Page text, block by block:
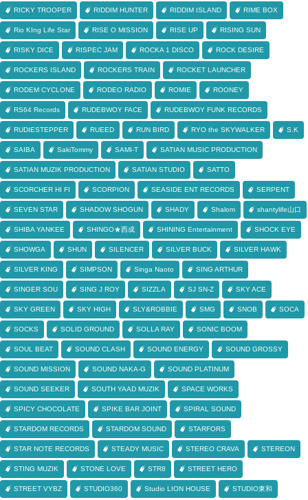
RICKY TROOPER RIDDIM HUNTER RIDDIM ISLAND RIME BOX
Rio KIng Life Star RISE O MISSION RISE UP RISING SUN
RISKY DICE RISPEC JAM ROCKA 1 DISCO ROCK DESIRE
ROCKERS ISLAND ROCKERS TRAIN ROCKET LAUNCHER
RODEM CYCLONE RODEO RADIO ROMIE ROONEY
RS64 Records RUDEBWOY FACE RUDEBWOY FUNK RECORDS
RUDIESTEPPER RUEED RUN BIRD RYO the SKYWALKER S.K
SAIBA SakiTommy SAMI-T SATIAN MUSIC PRODUCTION
SATIAN MUZIK PRODUCTION SATIAN STUDIO SATTO
SCORCHER HI FI SCORPION SEASIDE ENT RECORDS SERPENT
SEVEN STAR SHADOW SHOGUN SHADY Shalom shantylife山口
SHIBA YANKEE SHINGO★西成 SHINING Entertainment SHOCK EYE
SHOWGA SHUN SILENCER SILVER BUCK SILVER HAWK
SILVER KING SIMPSON Singa Naoto SING ARTHUR
SINGER SOU SING J ROY SIZZLA SJ SN-Z SKY ACE
SKY GREEN SKY HIGH SLY&ROBBIE SMG SNOB SOCA
SOCKS SOLID GROUND SOLLA RAY SONIC BOOM
SOUL BEAT SOUND CLASH SOUND ENERGY SOUND GROSSY
SOUND MISSION SOUND NAKA-G SOUND PLATINUM
SOUND SEEKER SOUTH YAAD MUZIK SPACE WORKS
SPICY CHOCOLATE SPIKE BAR JOINT SPIRAL SOUND
STARDOM RECORDS STARDOM SOUND STARFORS
STAR NOTE RECORDS STEADY MUSIC STEREO CRAVA STEREON
STING MUZIK STONE LOVE STR8 STREET HERO
STREET VYBZ STUDIO360 Studio LION HOUSE STUDIO東和